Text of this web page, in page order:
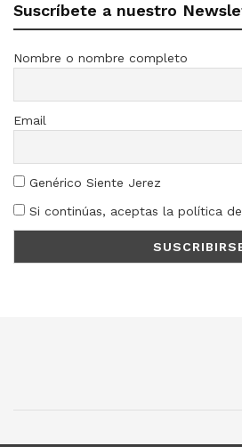
Suscríbete a nuestro
Nombre o nombre completo
Email
Genérico Siente Jerez
Si continúas, aceptas la política